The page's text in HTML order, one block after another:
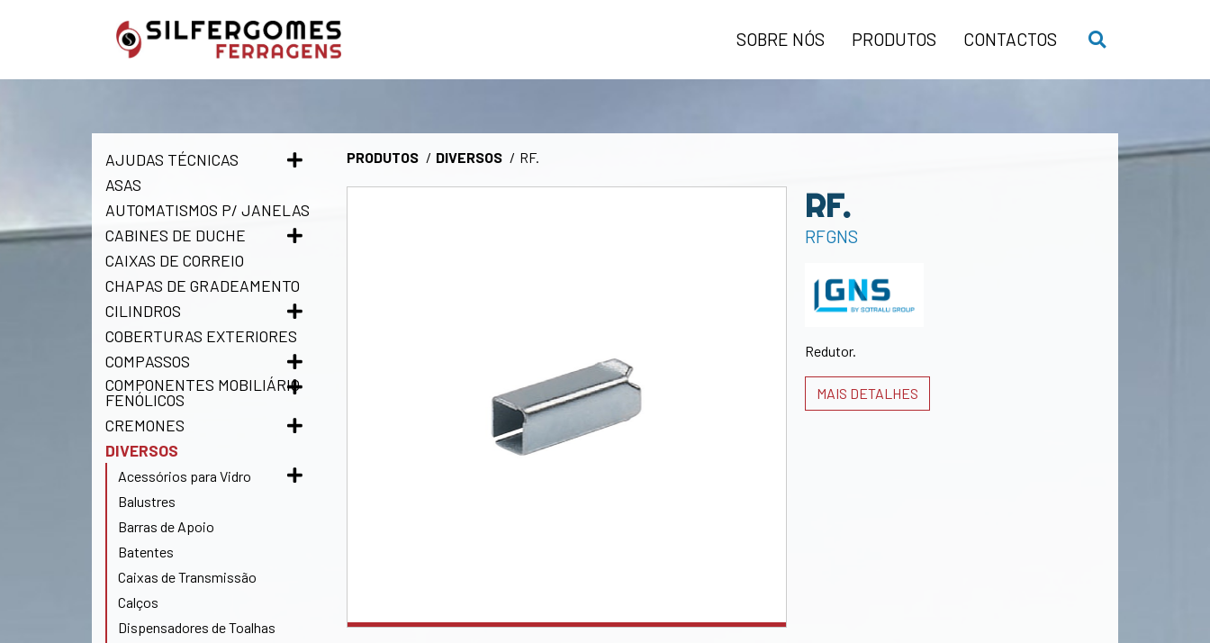
SOBRE NÓS PRODUTOS CONTACTOS
AJUDAS TÉCNICAS
ASAS
AUTOMATISMOS P/ JANELAS
CABINES DE DUCHE
CAIXAS DE CORREIO
CHAPAS DE GRADEAMENTO
CILINDROS
COBERTURAS EXTERIORES
COMPASSOS
COMPONENTES MOBILIÁRIO
FENÓLICOS
CREMONES
DIVERSOS
Acessórios para Vidro
Balustres
Barras de Apoio
Batentes
Caixas de Transmissão
Calços
Dispensadores de Toalhas
PRODUTOS DIVERSOS RF.
RF.
RFGNS
Redutor.
MAIS DETALHES